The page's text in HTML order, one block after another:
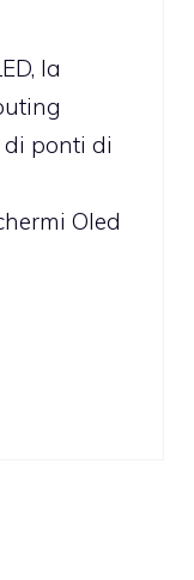
la
di ponti di
Oled